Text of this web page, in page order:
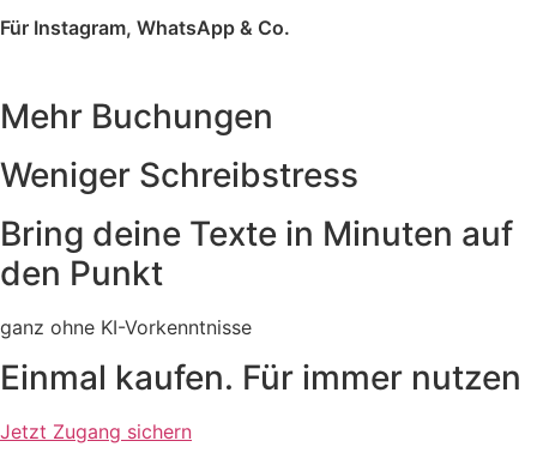
Für Instagram, WhatsApp & Co.
Mehr Buchungen
Weniger Schreibstress
Bring deine Texte in Minuten auf
den Punkt
ganz ohne KI-Vorkenntnisse
Einmal kaufen. Für immer nutzen
Jetzt Zugang sichern